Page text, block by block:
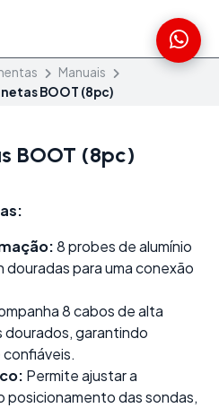
Manuais
BOOT (8pc)
BOOT (8pc)
8 probes de alumínio
para uma conexão
8 cabos de alta
dourados, garantindo
Permite ajustar a
posicionamento das sondas,